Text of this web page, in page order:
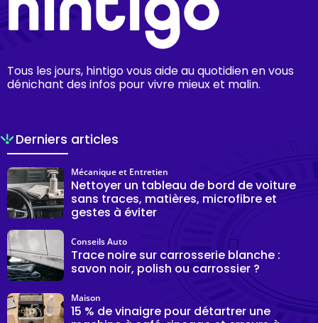
Tous les jours, hintigo vous aide au quotidien en vous
dénichant des infos pour vivre mieux et malin.
Derniers articles
Nettoyer un tableau de bord de voiture
sans traces, matières, microfibre et
gestes à éviter
Mécanique et Entretien
Trace noire sur carrosserie blanche :
savon noir, polish ou carrossier ?
Conseils Auto
15 % de vinaigre pour détartrer une
Maison